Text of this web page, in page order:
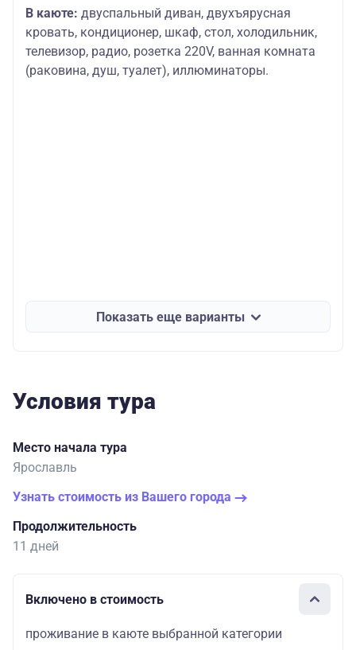
В каюте: двуспальный диван, двухъярусная
кровать, кондиционер, шкаф, стол, холодильник,
телевизор, радио, розетка 220V, ванная комната
(раковина, душ, туалет), иллюминаторы.
Показать еще варианты
Условия тура
Место начала тура
Ярославль
Узнать стоимость из Вашего города
Продолжительность
11 дней
Включено в стоимость
проживание в каюте выбранной категории